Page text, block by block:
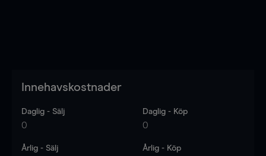
Innehavskostnader
Daglig - Sälj
0
Daglig - Köp
0
Årlig - Sälj Årlig - Köp